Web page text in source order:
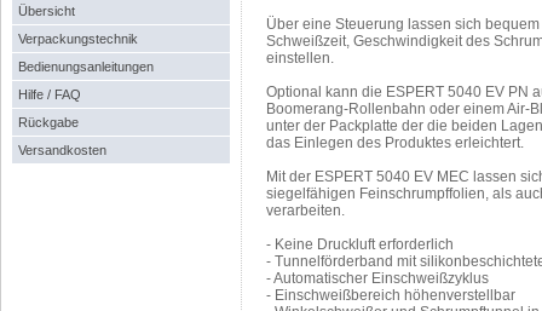
Übersicht
Verpackungstechnik
Bedienungsanleitungen
Hilfe / FAQ
Rückgabe
Versandkosten
Über eine Steuerung lassen sich
Schweißzeit, Geschwindigkeit des
einstellen.
Optional kann die ESPERT 5040 EV PN
Boomerang-Rollenbahn oder einem Air-
unter der Packplatte der die beiden
das Einlegen des Produktes erleichtert.
Mit der ESPERT 5040 EV MEC lassen
siegelfähigen Feinschrumpffolien, als
verarbeiten.
- Keine Druckluft erforderlich
- Tunnelförderband mit
- Automatischer Einschweißzyklus
- Einschweißbereich höhenverstellbar